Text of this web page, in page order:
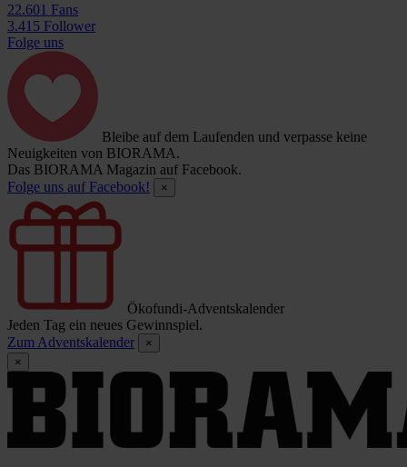
22.601 Fans
3.415 Follower
Folge uns
Bleibe auf dem Laufenden und verpasse keine
Neuigkeiten von BIORAMA.
Das BIORAMA Magazin auf Facebook.
Folge uns auf Facebook!
×
Ökofundi-Adventskalender
Jeden Tag ein neues Gewinnspiel.
Zum Adventskalender
×
×